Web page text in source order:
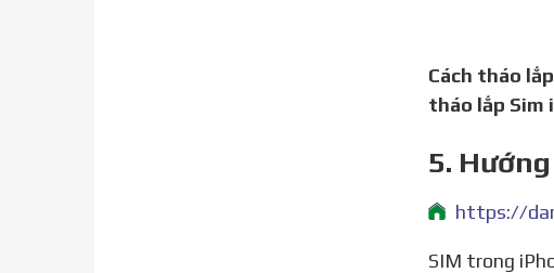
Cách tháo
tháo lắp Sim
5.
SIM trong iPhone rất quan trọng đối với việc liên lạc nhưng lại có kích cỡ quá nhỏ, dễ bị mất và bị đặt sai